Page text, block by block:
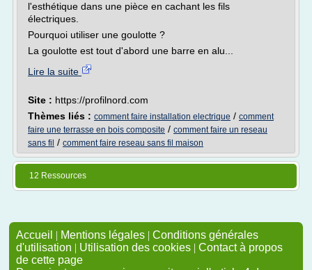
l'esthétique dans une pièce en cachant les fils
électriques.
Pourquoi utiliser une goulotte ?
La goulotte est tout d'abord une barre en alu...
Lire la suite
Site : https://profilnord.com
Thèmes liés : comment faire installation electrique / comment
faire une terrasse en bois composite / comment faire un reseau
sans fil / comment faire reseau sans fil maison
12 Ressources
Accueil | Mentions légales | Conditions générales
d'utilisation | Utilisation des cookies | Contact à propos
de cette page